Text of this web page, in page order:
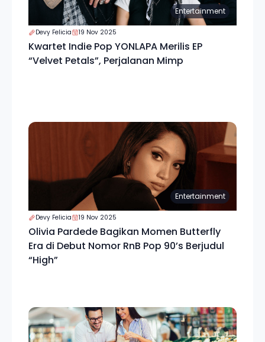
Entertainment
Devy Felicia 19 Nov 2025
Kwartet Indie Pop YONLAPA Merilis EP
“Velvet Petals”, Perjalanan Mimp
Entertainment
Devy Felicia 19 Nov 2025
Olivia Pardede Bagikan Momen Butterfly
Era di Debut Nomor RnB Pop 90’s Berjudul
“High”